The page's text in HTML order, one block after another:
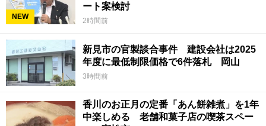
NEW
ート案検討
2時間前
新見市の官製談合事件 建設会社は2025
年度に最低制限価格で6件落札 岡山
3時間前
香川のお正月の定番「あん餅雑煮」を1年
中楽しめる 老舗和菓子店の喫茶スペー